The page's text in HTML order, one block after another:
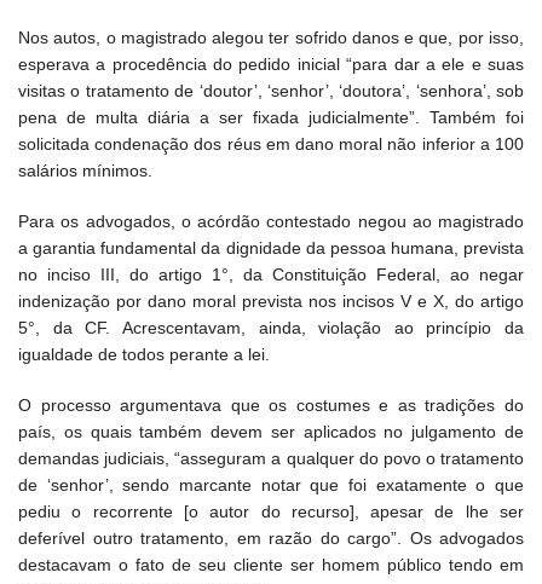
Nos autos, o magistrado alegou ter sofrido danos e que, por isso,
esperava a procedência do pedido inicial “para dar a ele e suas
visitas o tratamento de ‘doutor’, ‘senhor’, ‘doutora’, ‘senhora’, sob
pena de multa diária a ser fixada judicialmente”. Também foi
solicitada condenação dos réus em dano moral não inferior a 100
salários mínimos.
Para os advogados, o acórdão contestado negou ao magistrado
a garantia fundamental da dignidade da pessoa humana, prevista
no inciso III, do artigo 1°, da Constituição Federal, ao negar
indenização por dano moral prevista nos incisos V e X, do artigo
5°, da CF. Acrescentavam, ainda, violação ao princípio da
igualdade de todos perante a lei.
O processo argumentava que os costumes e as tradições do
país, os quais também devem ser aplicados no julgamento de
demandas judiciais, “asseguram a qualquer do povo o tratamento
de ‘senhor’, sendo marcante notar que foi exatamente o que
pediu o recorrente [o autor do recurso], apesar de lhe ser
deferível outro tratamento, em razão do cargo”. Os advogados
destacavam o fato de seu cliente ser homem público tendo em